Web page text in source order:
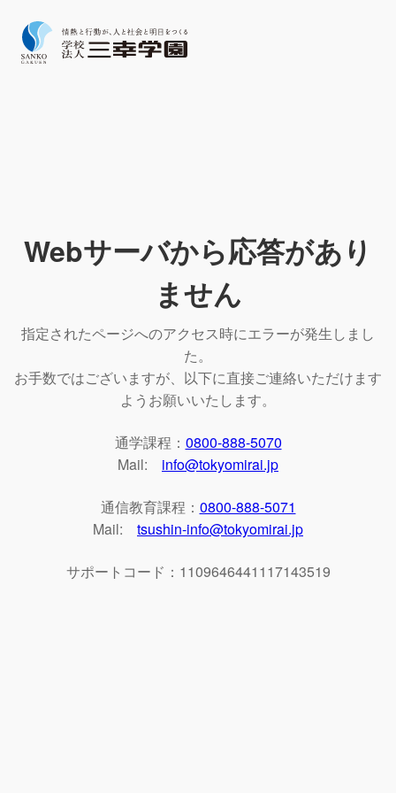
Webサーバから応答があり
ません
指定されたページへのアクセス時にエラーが発生しまし
た。
お手数ではございますが、以下に直接ご連絡いただけます
ようお願いいたします。
通学課程： 0800-888-5070
Mail: info@tokyomirai.jp
通信教育課程： 0800-888-5071
Mail: tsushin-info@tokyomirai.jp
サポートコード：1109646441117143519